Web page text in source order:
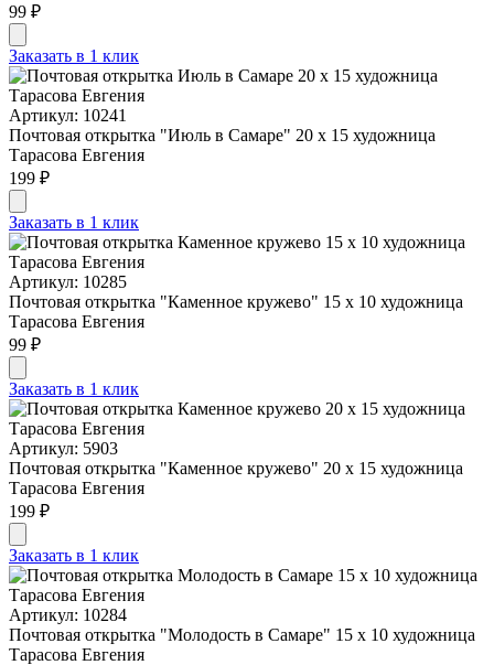
99 ₽
Заказать в 1 клик
Артикул: 10241
Почтовая открытка "Июль в Самаре" 20 х 15 художница
Тарасова Евгения
199 ₽
Заказать в 1 клик
Артикул: 10285
Почтовая открытка "Каменное кружево" 15 х 10 художница
Тарасова Евгения
99 ₽
Заказать в 1 клик
Артикул: 5903
Почтовая открытка "Каменное кружево" 20 х 15 художница
Тарасова Евгения
199 ₽
Заказать в 1 клик
Артикул: 10284
Почтовая открытка "Молодость в Самаре" 15 х 10 художница
Тарасова Евгения